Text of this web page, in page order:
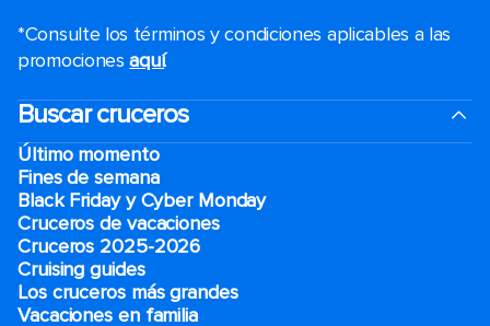
*Consulte los términos y condiciones aplicables a las
promocionesaquí.
Buscar cruceros
Último momento
Fines de semana
Black Friday y Cyber Monday
Cruceros de vacaciones
Cruceros 2025-2026
Cruising guides
Los cruceros más grandes
Vacaciones en familia